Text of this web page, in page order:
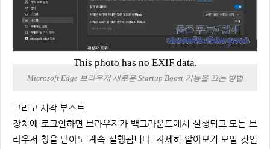
This photo has no EXIF data.
Microsoft Edge 브라우저 새로운 Startup Boost 기능을 끄는 방법
그리고 시작 부스트
장치에 로그인하면 브라우저가 백그라운드에서 실행되고 모든 브
라우저 창을 닫아도 계속 실행됩니다. 자세히 알아보기 보일 것인